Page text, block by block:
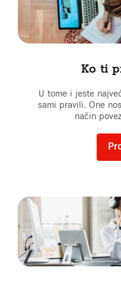
Ko ti
U tome i jeste
sami pravili. One
način